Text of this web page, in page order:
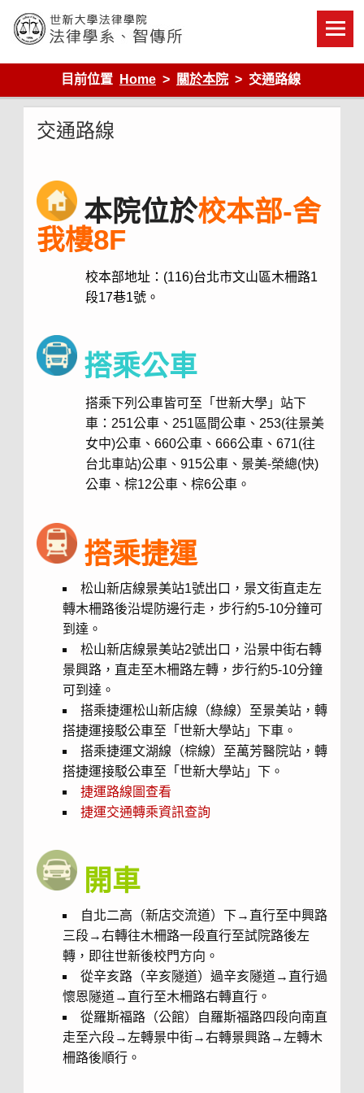
content
世新大學法律學院-法律學系-智慧財產暨科技法律研究所
目前位置
Home 關於本院 交通路線
交通路線
本院位於校本部-舍
我樓8F
校本部地址：(116)台北市文山區木柵路1
段17巷1號。
搭乘公車
搭乘下列公車皆可至「世新大學」站下
車： 251公車、251區間公車、253(往景美
女中)公車、660公車、666公車、671(往
台北車站)公車、915公車、景美-榮總(快)
公車、棕12公車、棕6公車。
搭乘捷運
松山新店線景美站1號出口，景文街直走左
轉木柵路後沿堤防邊行走，步行約5-10分鐘可
到達。
松山新店線景美站2號出口，沿景中街右轉
景興路，直走至木柵路左轉，步行約5-10分鐘
可到達。
搭乘捷運松山新店線（綠線）至景美站，轉
搭捷運接駁公車至「世新大學站」下車。
搭乘捷運文湖線（棕線）至萬芳醫院站，轉
搭捷運接駁公車至「世新大學站」下。
捷運路線圖查看
捷運交通轉乘資訊查詢
開車
自北二高（新店交流道）下→直行至中興路
三段→右轉往木柵路一段直行至試院路後左
轉，即往世新後校門方向。
從辛亥路（辛亥隧道）過辛亥隧道→直行過
懷恩隧道→直行至木柵路右轉直行。
從羅斯福路（公館）自羅斯福路四段向南直
走至六段→左轉景中街→右轉景興路→左轉木
柵路後順行。